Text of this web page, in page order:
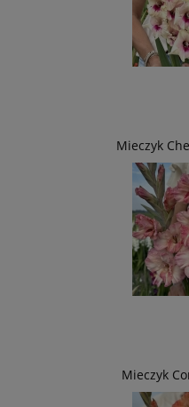
Mieczyk
Mieczyk